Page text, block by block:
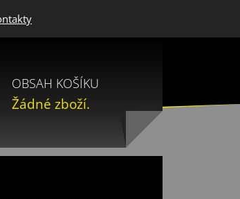
OBSAH KOŠÍKU
Žádné zboží.